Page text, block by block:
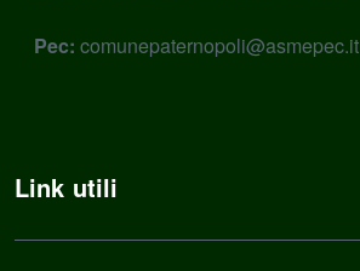
Pec: comunepaternopoli@asmepec.it
Link utili